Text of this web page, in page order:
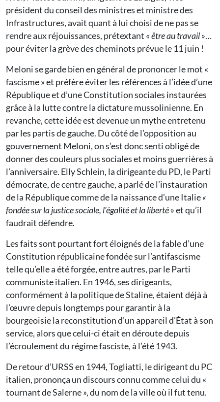
président du conseil des ministres et ministre des
Infrastructures, avait quant à lui choisi de ne pas se
rendre aux réjouissances, prétextant « être au travail »…
pour éviter la grève des cheminots prévue le 11 juin !
Meloni se garde bien en général de prononcer le mot «
fascisme » et préfère éviter les références à l’idée d’une
République et d’une Constitution sociales instaurées
grâce à la lutte contre la dictature mussolinienne. En
revanche, cette idée est devenue un mythe entretenu
par les partis de gauche. Du côté de l’opposition au
gouvernement Meloni, on s’est donc senti obligé de
donner des couleurs plus sociales et moins guerrières à
l’anniversaire. Elly Schlein, la dirigeante du PD, le Parti
démocrate, de centre gauche, a parlé de l’instauration
de la République comme de la naissance d’une Italie«
fondée sur la justice sociale, l’égalité et la liberté »et qu’il
faudrait défendre.
Les faits sont pourtant fort éloignés de la fable d’une
Constitution républicaine fondée sur l’antifascisme
telle qu’elle a été forgée, entre autres, par le Parti
communiste italien. En 1946, ses dirigeants,
conformément à la politique de Staline, étaient déjà à
l’œuvre depuis longtemps pour garantir à la
bourgeoisie la reconstitution d’un appareil d’État à son
service, alors que celui-ci était en déroute depuis
l’écroulement du régime fasciste, à l’été 1943.
De retour d’URSS en 1944, Togliatti, le dirigeant du PC
italien, prononça un discours connu comme celui du «
tournant de Salerne », du nom de la ville où il fut tenu.